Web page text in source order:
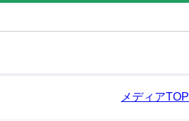
メディアTOP